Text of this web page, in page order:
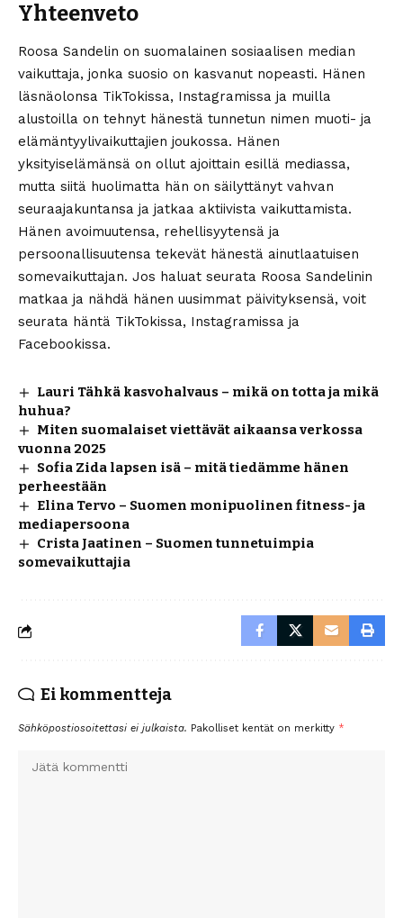
Yhteenveto
Roosa Sandelin on suomalainen sosiaalisen median
vaikuttaja, jonka suosio on kasvanut nopeasti. Hänen
läsnäolonsa TikTokissa, Instagramissa ja muilla
alustoilla on tehnyt hänestä tunnetun nimen muoti- ja
elämäntyylivaikuttajien joukossa. Hänen
yksityiselämänsä on ollut ajoittain esillä mediassa,
mutta siitä huolimatta hän on säilyttänyt vahvan
seuraajakuntansa ja jatkaa aktiivista vaikuttamista.
Hänen avoimuutensa, rehellisyytensä ja
persoonallisuutensa tekevät hänestä ainutlaatuisen
somevaikuttajan. Jos haluat seurata Roosa Sandelinin
matkaa ja nähdä hänen uusimmat päivityksensä, voit
seurata häntä TikTokissa, Instagramissa ja
Facebookissa.
Lauri Tähkä kasvohalvaus – mikä on totta ja mikä
huhua?
Miten suomalaiset viettävät aikaansa verkossa
vuonna 2025
Sofia Zida lapsen isä – mitä tiedämme hänen
perheestään
Elina Tervo – Suomen monipuolinen fitness- ja
mediapersoona
Crista Jaatinen – Suomen tunnetuimpia
somevaikuttajia
Ei kommentteja
Sähköpostiosoitettasi ei julkaista. Pakolliset kentät on merkitty *